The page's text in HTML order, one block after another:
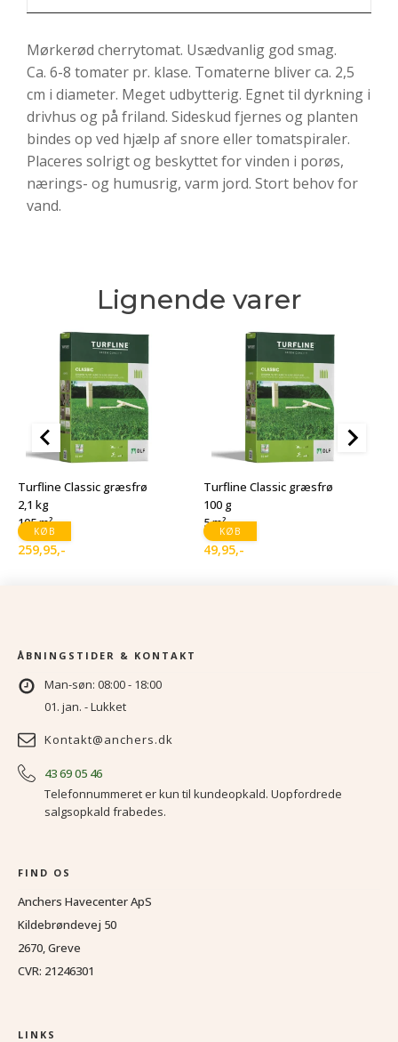
Mørkerød cherrytomat. Usædvanlig god smag.
Ca. 6-8 tomater pr. klase. Tomaterne bliver ca. 2,5
cm i diameter. Meget udbytterig. Egnet til dyrkning i
drivhus og på friland. Sideskud fjernes og planten
bindes op ved hjælp af snore eller tomatspiraler.
Placeres solrigt og beskyttet for vinden i porøs,
nærings- og humusrig, varm jord. Stort behov for
vand.
Lignende varer
KØB
Turfline Classic græsfrø
2,1 kg
105 m²
259,95,-
KØB
Turfline Classic græsfrø
100 g
5 m²
49,95,-
ÅBNINGSTIDER & KONTAKT
Man-søn: 08:00 - 18:00
01. jan. - Lukket
Kontakt@anchers.dk
43 69 05 46
Telefonnummeret er kun til kundeopkald. Uopfordrede
salgsopkald frabedes.
FIND OS
Anchers Havecenter ApS
Kildebrøndevej 50
2670, Greve
CVR: 21246301
LINKS